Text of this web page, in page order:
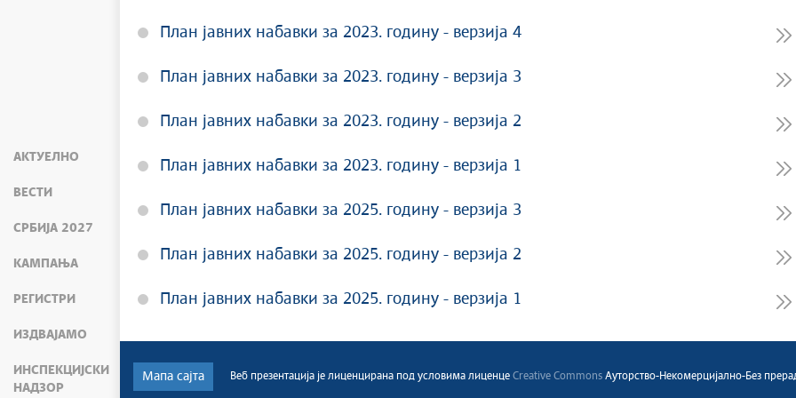
АКТУЕЛНО
ВЕСТИ
СРБИЈА 2027
КАМПАЊА
РЕГИСТРИ
ИЗДВАЈАМО
ИНСПЕКЦИЈСКИ
НАДЗОР
План јавних набавки за 2023. годину - верзија 4
План јавних набавки за 2023. годину - верзија 3
План јавних набавки за 2023. годину - верзија 2
План јавних набавки за 2023. годину - верзија 1
План јавних набавки за 2025. годину - верзија 3
План јавних набавки за 2025. годину - верзија 2
План јавних набавки за 2025. годину - верзија 1
Мапа сајта Веб презентација jе лиценциранa под условима лиценце Creative Commons Ауторство-Некомерцијално-Без